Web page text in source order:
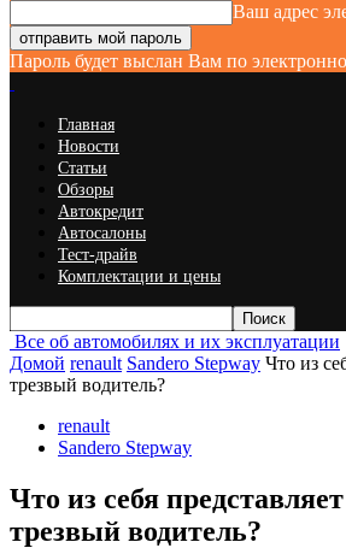
Ваш адрес
Пароль будет выслан Вам по
Главная
Новости
Статьи
Обзоры
Автокредит
Автосалоны
Тест-драйв
Комплектации и цены
Все об автомобилях и их эксплуатации
Домой renault Sandero Stepway Что из
трезвый водитель?
renault
Sandero Stepway
Что из себя
трезвый водитель?